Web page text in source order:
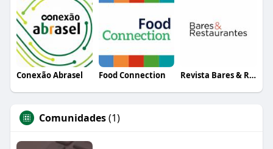
Conexão Abrasel Food Connection Revista Bares & Restaurantes
Comunidades(1)